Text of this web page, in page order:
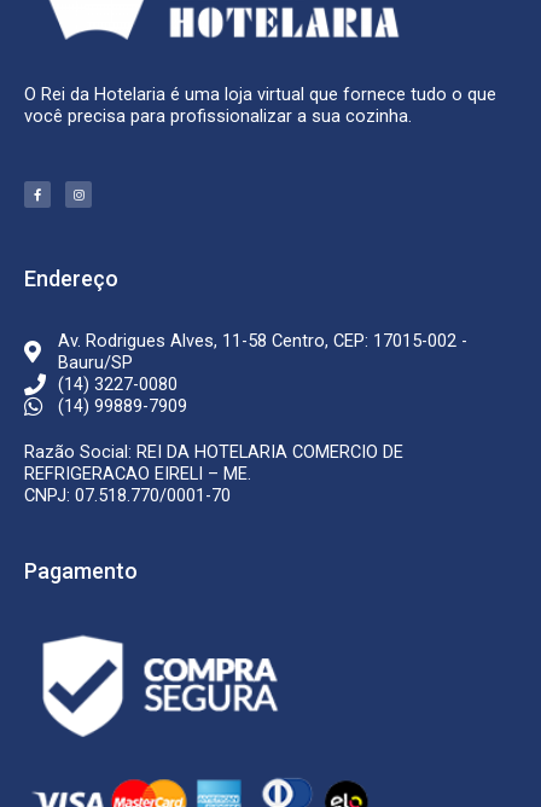
O Rei da Hotelaria é uma loja virtual que fornece tudo o que
você precisa para profissionalizar a sua cozinha.
F
a
c
k
-
I
n
s
m
Endereço
Av. Rodrigues Alves, 11-58 Centro, CEP: 17015-002 -
Bauru/SP
(14) 3227-0080
(14) 99889-7909
Razão Social: REI DA HOTELARIA COMERCIO DE
REFRIGERACAO EIRELI – ME.
CNPJ: 07.518.770/0001-70
Pagamento